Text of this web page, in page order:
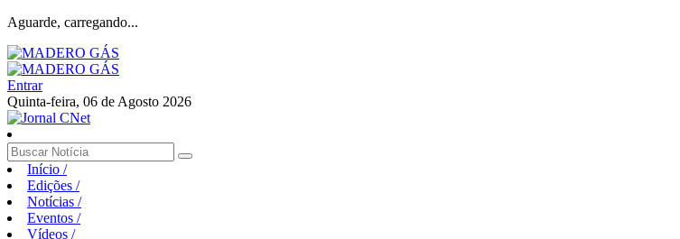
Aguarde, carregando...
Entrar
Quinta-feira, 06 de Agosto 2026
Início /
Edições /
Notícias /
Eventos /
Vídeos /